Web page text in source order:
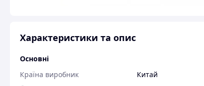
Характеристики та опис
Основні
Країна виробник
Китай